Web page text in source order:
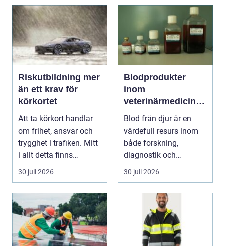
Riskutbildning mer
än ett krav för
körkortet
Att ta körkort handlar
om frihet, ansvar och
trygghet i trafiken. Mitt
i allt detta finns
riskutbild...
30 juli 2026
Blodprodukter
inom
veterinärmedicin
funktion, kvalitet
och användning
Blod från djur är en
värdefull resurs inom
både forskning,
diagnostik och
veterinärmedicin. När
blod...
30 juli 2026